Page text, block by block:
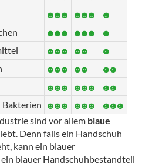
Bakterien
sind vor allem blaue
Denn falls ein Handschuh
kann ein blauer
blauer Handschuhbestandteil